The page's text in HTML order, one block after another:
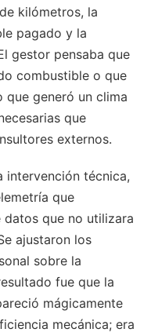
kilómetros, la
pagado y la
gestor pensaba que
combustible o que
que generó un clima
que
externos.
intervención técnica,
que
que no utilizara
ajustaron los
sobre la
fue que la
mágicamente
mecánica; era